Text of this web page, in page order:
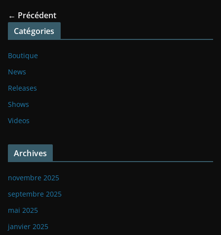
← Précédent
Catégories
Boutique
News
Releases
Shows
Videos
Archives
novembre 2025
septembre 2025
mai 2025
janvier 2025